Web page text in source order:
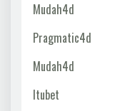
Mudah4d
Pragmatic4d
Mudah4d
Itubet